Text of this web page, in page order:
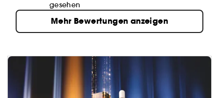
gesehen
Mehr Bewertungen anzeigen